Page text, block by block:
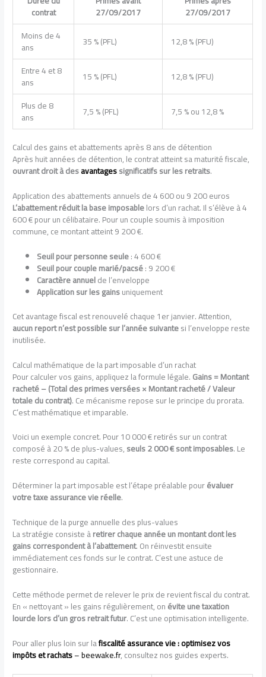
contrat 27/09/2017
27/09/2017
Moins de 4
ans 35 % (PFL)
12,8 % (PFU)
Entre 4 et 8
ans 15 % (PFL)
12,8 % (PFU)
Plus de 8
ans 7,5 % (PFL) 7,5 % ou 12,8 %
Calcul des gains et abattements après 8 ans de détention
Après huit années de détention, le contrat atteint sa maturité fiscale,
ouvrant droit à desavantagessignificatifs sur les retraits.
Application des abattements annuels de 4 600 ou 9 200 euros
L’abattement réduit la base imposablelors d’un rachat. Il s’élève à 4
600 € pour un célibataire. Pour un couple soumis à imposition
commune, ce montant atteint 9 200 €.
Seuil pour personne seule: 4 600 €
Seuil pour couple marié/pacsé: 9 200 €
Caractère annuelde l’enveloppe
Application sur les gainsuniquement
Cet avantage fiscal est renouvelé chaque 1er janvier. Attention,
aucun report n’est possible sur l’année suivantesi l’enveloppe reste
inutilisée.
Calcul mathématique de la part imposable d’un rachat
Pour calculer vos gains, appliquez la formule légale.Gains = Montant
racheté – (Total des primes versées × Montant racheté / Valeur
totale du contrat). Ce mécanisme repose sur le principe du prorata.
C’est mathématique et imparable.
Voici un exemple concret. Pour 10 000 € retirés sur un contrat
composé à 20 % de plus-values,seuls 2 000 € sont imposables. Le
reste correspond au capital.
Déterminer la part imposable est l’étape préalable pourévaluer
votre taxe assurance vie réelle.
Technique de la purge annuelle des plus-values
La stratégie consiste àretirer chaque année un montant dont les
gains correspondent à l’abattement. On réinvestit ensuite
immédiatement ces fonds sur le contrat. C’est une astuce de
gestionnaire.
Cette méthode permet de relever le prix de revient fiscal du contrat.
En « nettoyant » les gains régulièrement, onévite une taxation
lourde lors d’un gros retrait futur. C’est une optimisation intelligente.
Pour aller plus loin sur lafiscalité assurance vie : optimisez vos
impôts et rachats– beewake.fr, consultez nos guides experts.